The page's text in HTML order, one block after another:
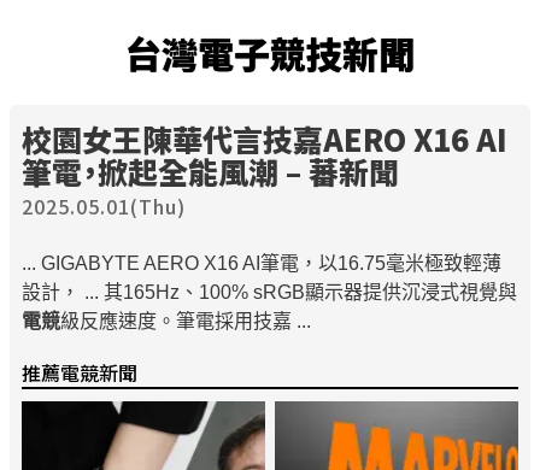
台灣電子競技新聞
校園女王陳華代言技嘉AERO X16 AI
筆電，掀起全能風潮 – 蕃新聞
2025.05.01(Thu)
... GIGABYTE AERO X16 AI筆電，以16.75毫米極致輕薄
設計， ... 其165Hz、100% sRGB顯示器提供沉浸式視覺與
電競級反應速度。筆電採用技嘉 ...
推薦電競新聞